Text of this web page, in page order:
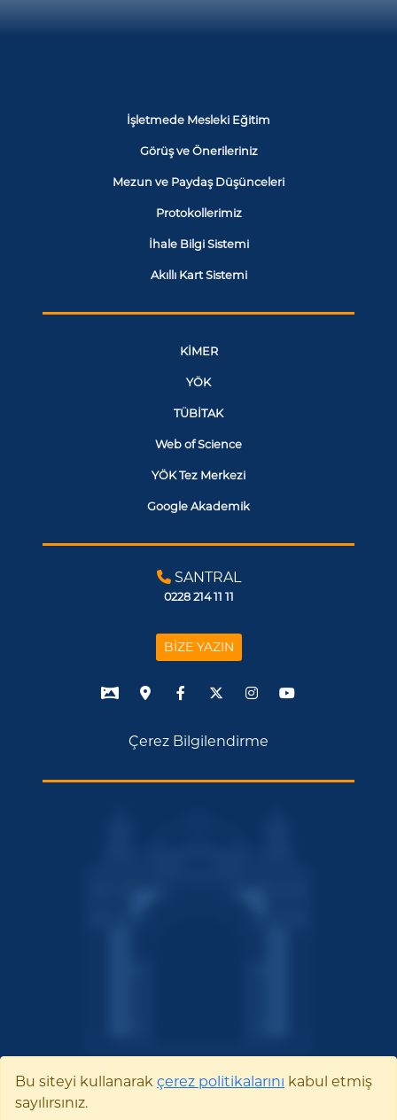
İşletmede Mesleki Eğitim
Görüş ve Önerileriniz
Mezun ve Paydaş Düşünceleri
Protokollerimiz
İhale Bilgi Sistemi
Akıllı Kart Sistemi
KİMER
YÖK
TÜBİTAK
Web of Science
YÖK Tez Merkezi
Google Akademik
SANTRAL
0228 214 11 11
BİZE YAZIN
Çerez Bilgilendirme
Bu siteyi kullanarak çerez politikalarını kabul etmiş
sayılırsınız.